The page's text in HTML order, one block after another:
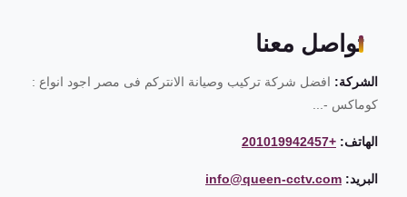
تواصل معنا
الشركة:افضل شركة تركيب وصيانة الانتركم فى مصر اجود انواع :
كوماكس -...
الهاتف: +201019942457
البريد: info@queen-cctv.com